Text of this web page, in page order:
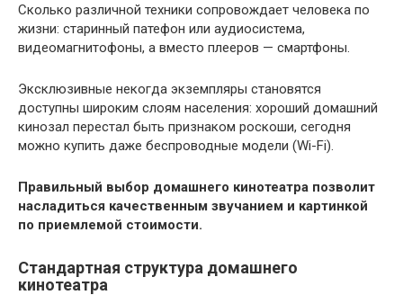
Сколько различной техники сопровождает человека по
жизни: старинный патефон или аудиосистема,
видеомагнитофоны, а вместо плееров — смартфоны.
Эксклюзивные некогда экземпляры становятся
доступны широким слоям населения: хороший домашний
кинозал перестал быть признаком роскоши, сегодня
можно купить даже беспроводные модели (Wi-Fi).
Правильный выбор домашнего кинотеатра позволит
насладиться качественным звучанием и картинкой
по приемлемой стоимости.
Стандартная структура домашнего
кинотеатра